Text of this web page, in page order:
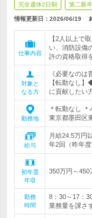
完全週休2日制 第二新
情報更新日：2026/06/19
仕事内容
【2人以上で
い、消防設備
許の資格取得
対象と
なる方
《必要なのは
【転勤なし
に貢献したい
勤務地
＊転勤なし
東京都墨田区
給与
月給24.5万円
年2回（昨年
初年度
年収
350万円～450
勤務
時間
8：30～17：
業務量を課さ